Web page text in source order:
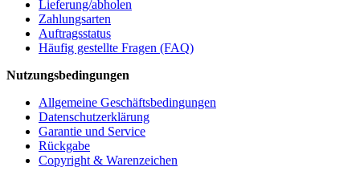
Lieferung/abholen
Zahlungsarten
Auftragsstatus
Häufig gestellte Fragen (FAQ)
Nutzungsbedingungen
Allgemeine Geschäftsbedingungen
Datenschutzerklärung
Garantie und Service
Rückgabe
Copyright & Warenzeichen